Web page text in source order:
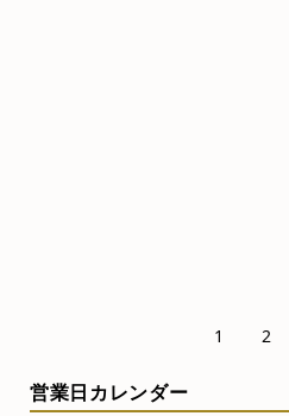
1 2
営業日カレンダー